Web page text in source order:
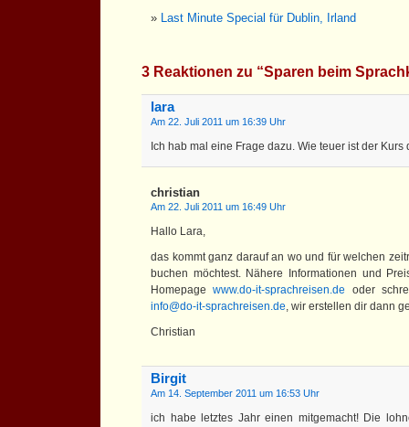
Last Minute Special für Dublin, Irland
3 Reaktionen zu “Sparen beim
lara
Am 22. Juli 2011 um 16:39 Uhr
Ich hab mal eine Frage dazu. Wie teuer ist der Kurs
christian
Am 22. Juli 2011 um 16:49 Uhr
Hallo Lara,
das kommt ganz darauf an wo und für welchen
buchen möchtest. Nähere Informationen und
Homepagewww.do-it-sprachreisen.de
oder
info@do-it-sprachreisen.de, wir erstellen dir dann
Christian
Birgit
Am 14. September 2011 um 16:53 Uhr
ich habe letztes Jahr einen mitgemacht! Die